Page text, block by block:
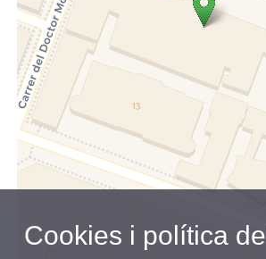
Cookies i política de